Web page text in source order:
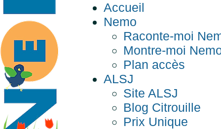
Accueil
Nemo
Raconte-moi
Montre-moi
Plan accès
ALSJ
Site ALSJ
Blog Citrouille
Prix Unique